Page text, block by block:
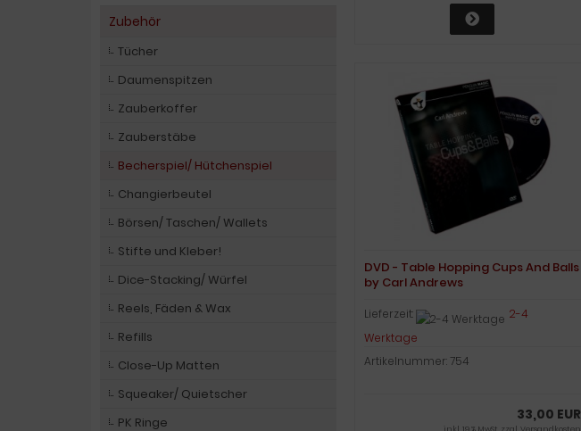
DVD - Table Hopping Cups And Balls
by Carl Andrews
Lieferzeit:
2-4
Werktage
Artikelnummer: 754
33,00 EUR
Zubehör
Tücher
Daumenspitzen
Zauberkoffer
Zauberstäbe
Becherspiel/ Hütchenspiel
Changierbeutel
Börsen/ Taschen/ Wallets
Stifte und Kleber!
Dice-Stacking/ Würfel
Reels, Fäden & Wax
Refills
Close-Up Matten
Squeaker/ Quietscher
PK Ringe